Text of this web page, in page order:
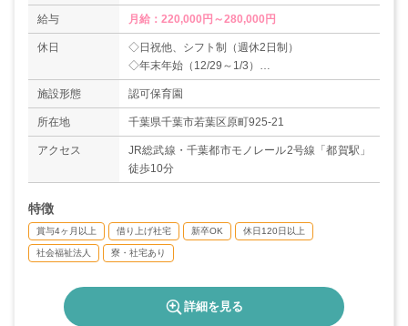
給与 月給：220,000円～280,000円
休日
◇日祝他、シフト制（週休2日制）
◇年末年始（12/29～1/3）
◇有給休暇
◇産休・育休（取得実績あり）
＊年間休日120日
施設形態 認可保育園
所在地 千葉県千葉市若葉区原町925-21
アクセス
JR総武線・千葉都市モノレール2号線「都賀駅」
徒歩10分
特徴
賞与4ヶ月以上 借り上げ社宅 新卒OK 休日120日以上
社会福祉法人 寮・社宅あり
詳細を見る